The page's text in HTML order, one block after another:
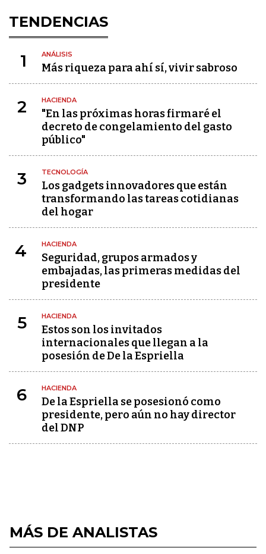
TENDENCIAS
1 ANÁLISIS
Más riqueza para ahí sí, vivir sabroso
2 HACIENDA
"En las próximas horas firmaré el
decreto de congelamiento del gasto
público"
3 TECNOLOGÍA
Los gadgets innovadores que están
transformando las tareas cotidianas
del hogar
4 HACIENDA
Seguridad, grupos armados y
embajadas, las primeras medidas del
presidente
5 HACIENDA
Estos son los invitados
internacionales que llegan a la
posesión de De la Espriella
6 HACIENDA
De la Espriella se posesionó como
presidente, pero aún no hay director
del DNP
MÁS DE ANALISTAS